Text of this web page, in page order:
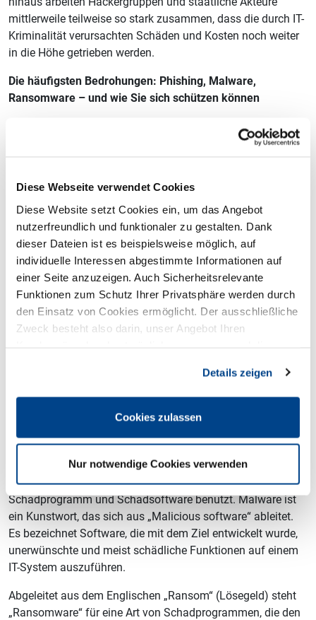
Diese Webseite verwendet Cookies
Diese Website setzt Cookies ein, um das Angebot
nutzerfreundlich und funktionaler zu gestalten. Dank
dieser Dateien ist es beispielsweise möglich, auf
individuelle Interessen abgestimmte Informationen auf
einer Seite anzuzeigen. Auch Sicherheitsrelevante
Funktionen zum Schutz Ihrer Privatsphäre werden durch
den Einsatz von Cookies ermöglicht. Der ausschließliche
Zweck besteht also darin, unser Angebot Ihren
Details zeigen
Cookies zulassen
Nur notwendige Cookies verwenden
mittlerweile teilweise so stark zusammen, dass die durch IT-
Kriminalität verursachten Schäden und Kosten noch weiter
in die Höhe getrieben werden.
Die häufigsten Bedrohungen: Phishing, Malware,
Ransomware – und wie Sie sich schützen können
Unter „Phishing“ versteht man zum einen den Versuch, über
gefälschte (zum Teil täuschend echt aussehende
man habe etwas gewonnen oder man benötigt die Daten zur
Auszahlung einer Erbschaft. In der Folge können hierdurch
Kontoplünderungen und/oder Identitätsdiebstahl begangen,
aber auch eine Schadsoftware installiert werden.
Vertrauen sie ausschließlich bekannten Absendern
Geben Sie per E-Mail oder über Webseiten keine
persönlichen Daten heraus
Prüfen Sie den Absender – E-Mails können manchmal
informieren sie umgehend die IT-Abteilung oder Ihre
umgehend ihre Bank
Der Begriff „Malware“ wird synonym für Schadfunktion,
Schadprogramm und Schadsoftware benutzt. Malware ist
ein Kunstwort, das sich aus „Malicious software“ ableitet.
Es bezeichnet Software, die mit dem Ziel entwickelt wurde,
unerwünschte und meist schädliche Funktionen auf einem
IT-System auszuführen.
Abgeleitet aus dem Englischen „Ransom“ (Lösegeld) steht
„Ransomware“ für eine Art von Schadprogrammen, die den